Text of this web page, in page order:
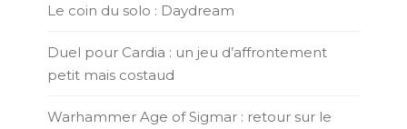
Le coin du solo : Daydream
Duel pour Cardia : un jeu d’affrontement
petit mais costaud
Warhammer Age of Sigmar : retour sur le